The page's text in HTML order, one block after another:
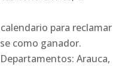
para reclamar
como ganador.
Arauca,